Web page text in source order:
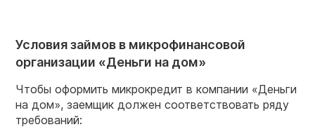
Условия займов в микрофинансовой
организации «Деньги на дом»
Чтобы оформить микрокредит в компании «Деньги
на дом», заемщик должен соответствовать ряду
требований: